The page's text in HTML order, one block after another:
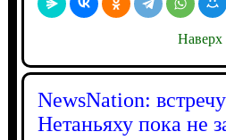
Наверх
NewsNation:
Нетаньяху пока не